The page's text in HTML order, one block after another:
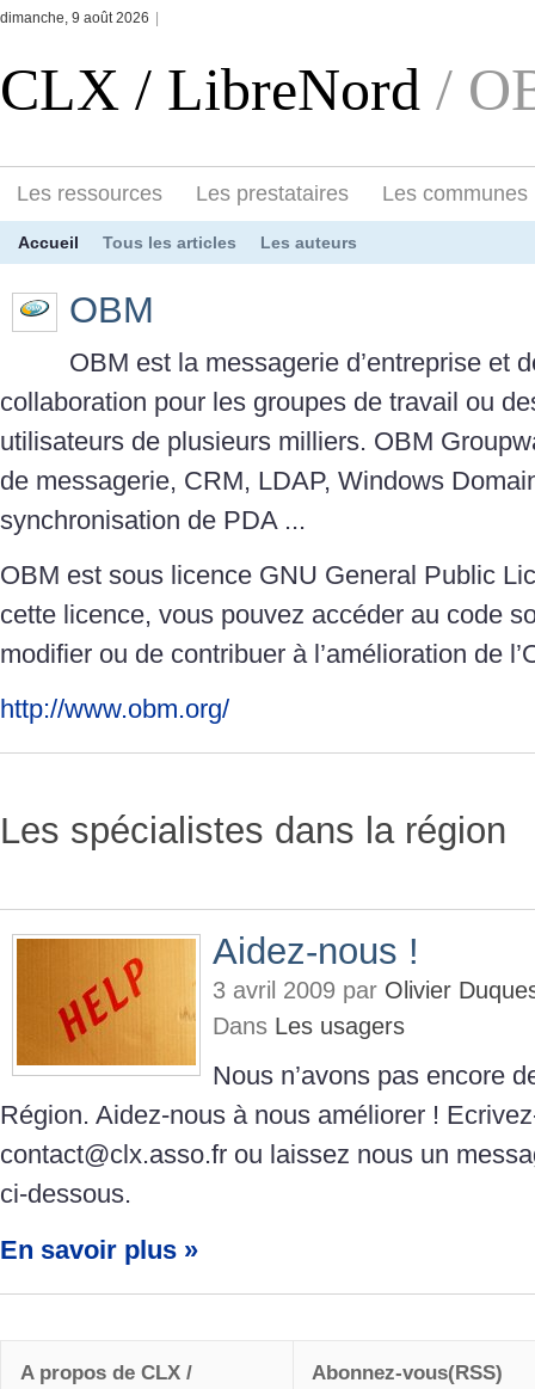
dimanche, 9 août 2026
CLX / LibreNord /
Les ressources Les prestataires Les communes
Accueil Tous les articles Les auteurs
OBM
OBM est la messagerie d’entreprise et
collaboration pour les groupes de travail ou
utilisateurs de plusieurs milliers. OBM
de messagerie, CRM, LDAP, Windows
synchronisation de PDA ...
OBM est sous licence GNU General Public
cette licence, vous pouvez accéder au code
modifier ou de contribuer à l’amélioration de
http://www.obm.org/
Les spécialistes dans la région
Aidez-nous !
3 avril 2009 par Olivier
Dans Les usagers
Nous n’avons pas encore
Région. Aidez-nous à nous améliorer !
contact@clx.asso.fr ou laissez nous un
ci-dessous.
En savoir plus »
A propos de CLX /
Abonnez-vous(RSS)